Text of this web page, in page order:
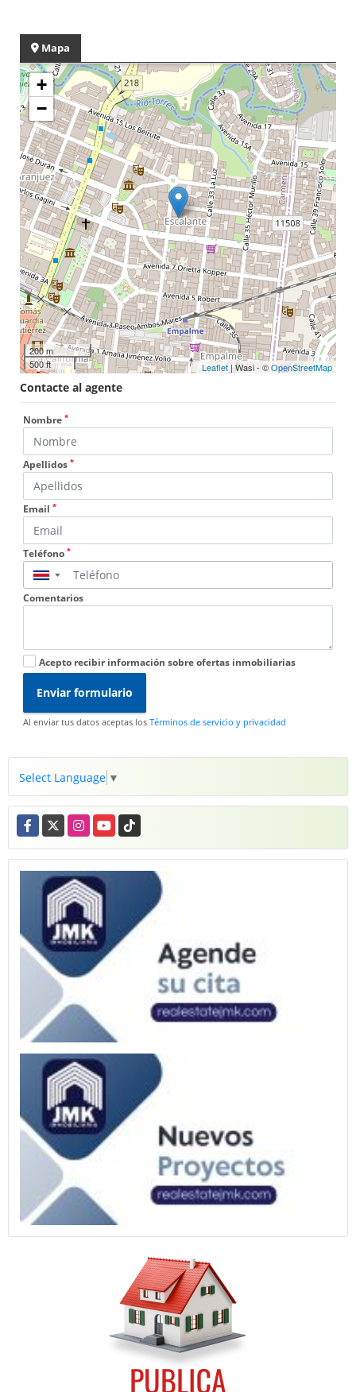
Mapa
+
−
200 m
500 ft
Leaflet | Wasi - ©OpenStreetMap
Contacte al agente
Nombre *
Apellidos *
Email *
Teléfono *
▼
Comentarios
Acepto recibir información sobre ofertas inmobiliarias
Enviar formulario
Al enviar tus datos aceptas los Términos de servicio y privacidad
Select Language ▼
Facebook
X InstagramYouTubeTikTok